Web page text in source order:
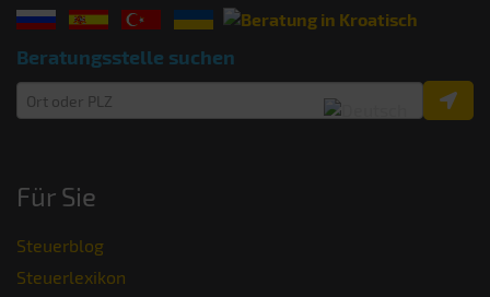
Beratungsstelle suchen
Für Sie
Steuerblog
Steuerlexikon